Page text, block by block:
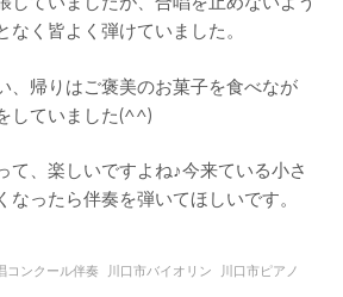
く皆よく弾けていました。
、帰りはご褒美のお菓子を食べなが
していました(^^)
て、楽しいですよね♪今来ている小さ
なったら伴奏を弾いてほしいです。
コンクール伴奏 川口市バイオリン 川口市ピアノ